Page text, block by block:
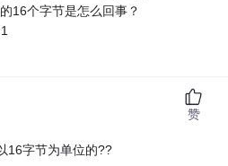
16个字节是怎么回事？
16字节为单位的??
赞